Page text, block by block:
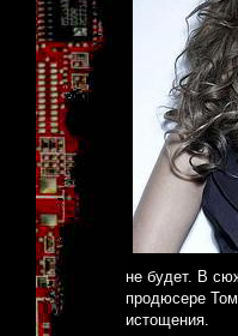
не будет. В
продюсере
истощения.